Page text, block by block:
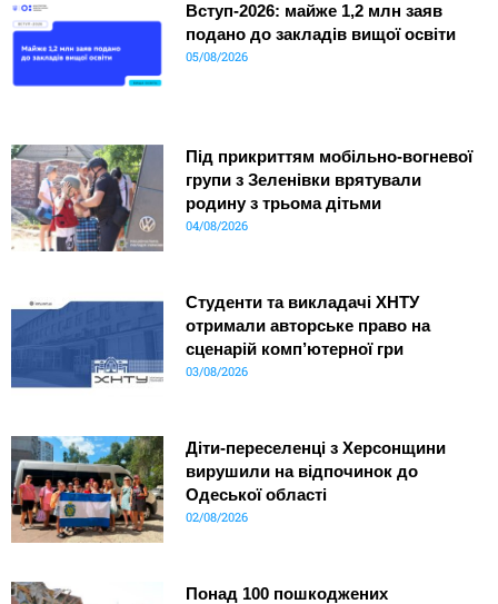
Вступ-2026: майже 1,2 млн заяв
подано до закладів вищої освіти
05/08/2026
Під прикриттям мобільно-вогневої
групи з Зеленівки врятували
родину з трьома дітьми
04/08/2026
Студенти та викладачі ХНТУ
отримали авторське право на
сценарій комп’ютерної гри
03/08/2026
Діти-переселенці з Херсонщини
вирушили на відпочинок до
Одеської області
02/08/2026
Понад 100 пошкоджених